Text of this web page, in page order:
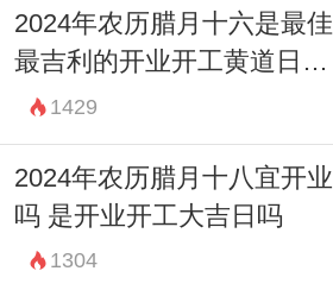
2024年农历腊月十六是最佳
最吉利的开业开工黄道日子
吗 1429
2024年农历腊月十八宜开业
吗 是开业开工大吉日吗
1304